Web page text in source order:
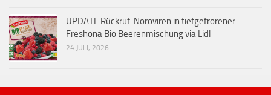
UPDATE Rückruf: Noroviren in tiefgefrorener
Freshona Bio Beerenmischung via Lidl
24 JULI, 2026